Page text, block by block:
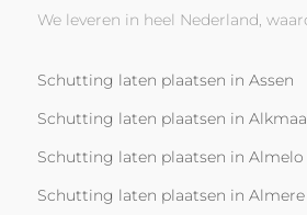
We leveren in heel Nederland,
Schutting laten plaatsen in Assen
Schutting laten plaatsen in
Schutting laten plaatsen in Almelo
Schutting laten plaatsen in Almere